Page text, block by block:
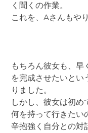
く聞くの作業。
これを、Aさんもや
もちろん彼女も、早
を完成させたいとい
りました。
しかし、彼女は初め
何を持って行きたい
辛抱強く自分との対